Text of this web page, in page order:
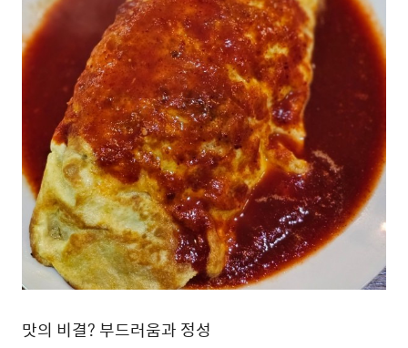
맛의 비결? 부드러움과 정성